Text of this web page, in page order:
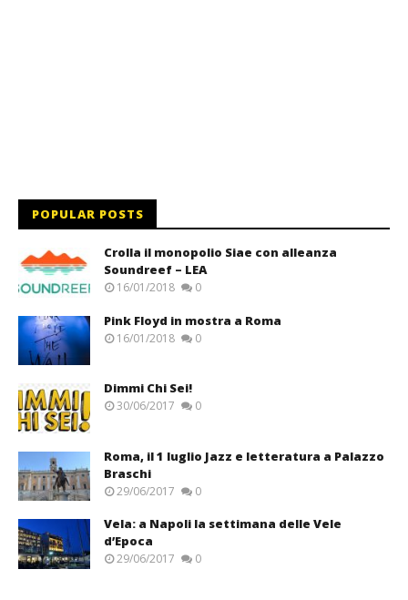
POPULAR POSTS
Crolla il monopolio Siae con alleanza
Soundreef – LEA
16/01/2018 0
Pink Floyd in mostra a Roma
16/01/2018 0
Dimmi Chi Sei!
30/06/2017 0
Roma, il 1 luglio Jazz e letteratura a Palazzo
Braschi
29/06/2017 0
Vela: a Napoli la settimana delle Vele
d’Epoca
29/06/2017 0